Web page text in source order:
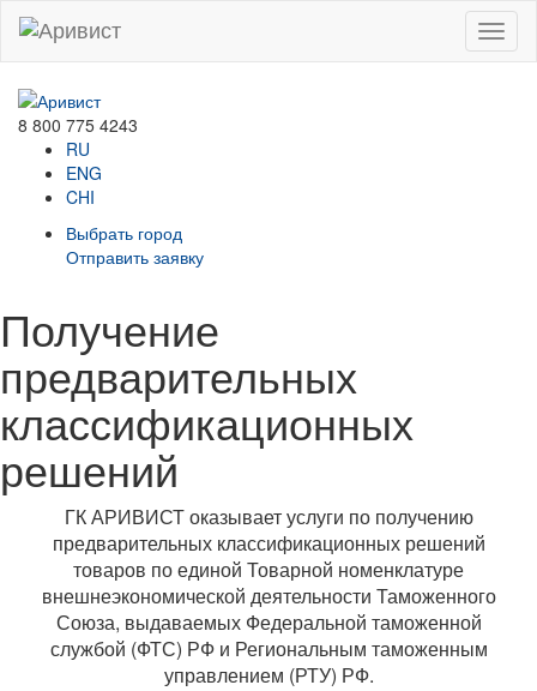
Menu
8 800 775 4243
RU
ENG
CHI
Выбрать город
Отправить заявку
Получение
предварительных
классификационных
решений
ГК АРИВИСТ оказывает услуги по получению
предварительных классификационных решений
товаров по единой Товарной номенклатуре
внешнеэкономической деятельности Таможенного
Союза, выдаваемых Федеральной таможенной
службой (ФТС) РФ и Региональным таможенным
управлением (РТУ) РФ.